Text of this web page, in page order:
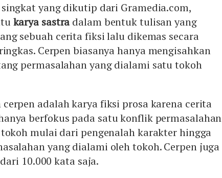
yang dikutip dari Gramedia.com,
karya sastra dalam bentuk tulisan yang
sebuah cerita fiksi lalu dikemas secara
Cerpen biasanya hanya mengisahkan
permasalahan yang dialami satu tokoh
adalah karya fiksi prosa karena cerita
berfokus pada satu konflik permasalahan
mulai dari pengenalah karakter hingga
yang dialami oleh tokoh. Cerpen juga
10.000 kata saja.